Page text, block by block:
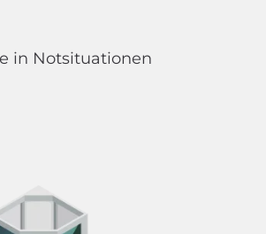
in Notsituationen